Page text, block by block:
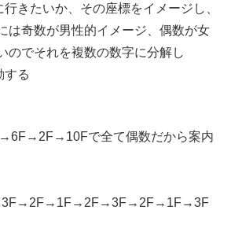
きたいか、その座標をイメージし、
は奇数が男性的イメージ、偶数が女
のでそれを複数の数字に分解し
する
で全て偶数だから案内